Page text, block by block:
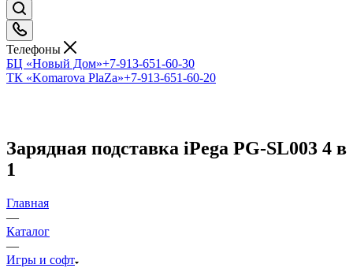
Телефоны
БЦ «Новый Дом»+7-913-651-60-30
ТК «Komarova PlaZa»+7-913-651-60-20
Зарядная подставка iPega PG-SL003 4 в
1
Главная
—
Каталог
—
Игры и софт